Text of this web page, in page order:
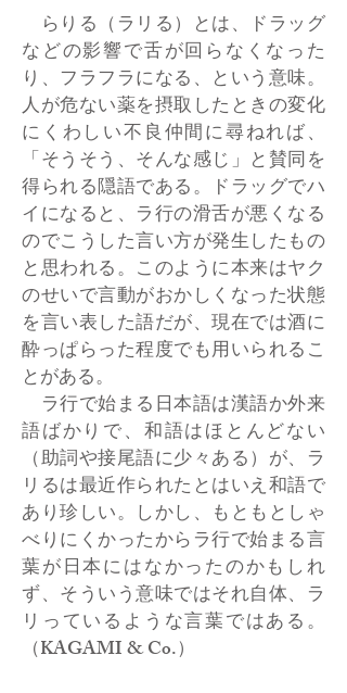
らりる（ラリる）とは、ドラッグ
などの影響で舌が回らなくなった
り、フラフラになる、という意味。
人が危ない薬を摂取したときの変化
にくわしい不良仲間に尋ねれば、
「そうそう、そんな感じ」と賛同を
得られる隠語である。ドラッグでハ
イになると、ラ行の滑舌が悪くなる
のでこうした言い方が発生したもの
と思われる。このように本来はヤク
のせいで言動がおかしくなった状態
を言い表した語だが、現在では酒に
酔っぱらった程度でも用いられるこ
とがある。
ラ行で始まる日本語は漢語か外来
語ばかりで、和語はほとんどない
（助詞や接尾語に少々ある）が、ラ
リるは最近作られたとはいえ和語で
あり珍しい。しかし、もともとしゃ
べりにくかったからラ行で始まる言
葉が日本にはなかったのかもしれ
ず、そういう意味ではそれ自体、ラ
リっているような言葉ではある。
（KAGAMI & Co.）